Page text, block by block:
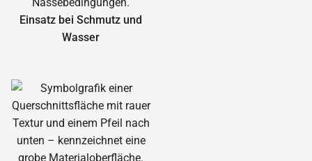
Einsatz bei Schmutz und
Wasser